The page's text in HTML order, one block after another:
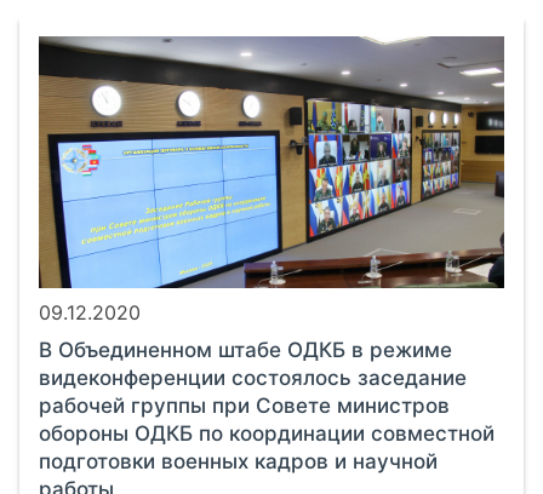
09.12.2020
В Объединенном штабе ОДКБ в режиме
видеконференции состоялось заседание
рабочей группы при Совете министров
обороны ОДКБ по координации совместной
подготовки военных кадров и научной
работы